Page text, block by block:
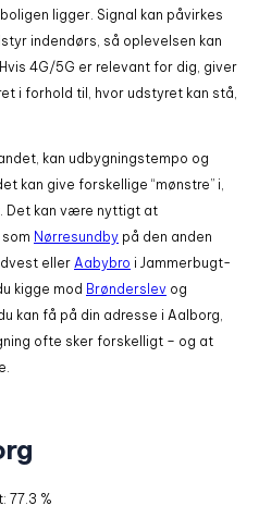
ligger. Signal kan påvirkes
indendørs, så oplevelsen kan
4G/5G er relevant for dig, giver
i forhold til, hvor udstyret kan stå,
kan udbygningstempo og
kan give forskellige “mønstre” i,
Det kan være nyttigt at
Nørresundby på den anden
eller Aabybro i Jammerbugt-
kigge mod Brønderslev og
kan få på din adresse i Aalborg,
ofte sker forskelligt – og at
77.3 %